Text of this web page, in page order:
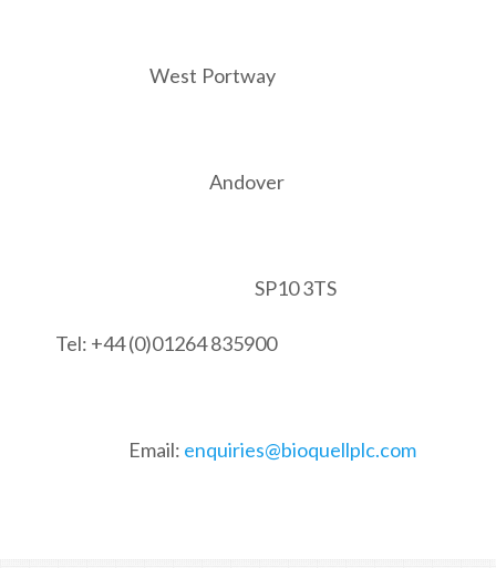
West Portway
Andover
SP10 3TS
Tel: +44 (0)01264 835900
Email: enquiries@bioquellplc.com